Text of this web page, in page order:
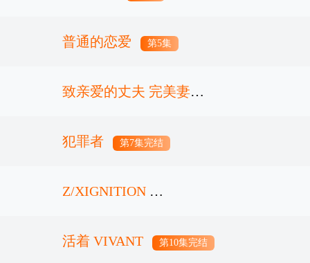
普通的恋爱 第5集
致亲爱的丈夫 完美妻子
的谎言 第5集
犯罪者 第7集完结
Z/XIGNITION
第12集完结
活着 VIVANT 第10集完结